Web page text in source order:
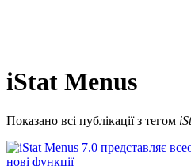
iStat Menus
Показано всі публікації з тегом